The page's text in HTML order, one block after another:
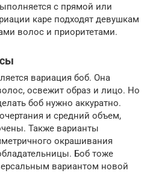
с прямой или
каре подходят девушкам
волос и приоритетами.
вариация боб. Она
освежит образ и лицо. Но
боб нужно аккуратно.
и средний объем,
Также варианты
окрашивания
Боб тоже
вариантом новой